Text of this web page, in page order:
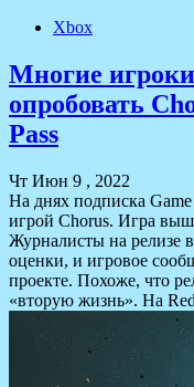
Xbox
Многие
опробовать
Pass
Чт Июн 9 , 2022
На днях подписка
игрой Chorus. Игра
Журналисты на релизе
оценки, и игровое
проекте. Похоже, что
«вторую жизнь». На